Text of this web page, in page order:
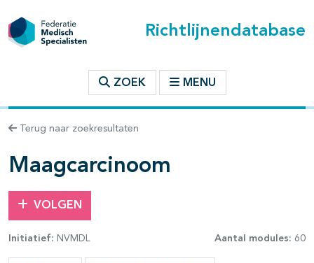
Richtlijnendatabase
ZOEK MENU
Terug naar zoekresultaten
Maagcarcinoom
VOLGEN
Initiatief: NVMDL Aantal modules: 60
binnen deze richtlijn
open- en dichtklappen